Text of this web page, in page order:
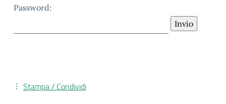
Password:
Stampa / Condividi